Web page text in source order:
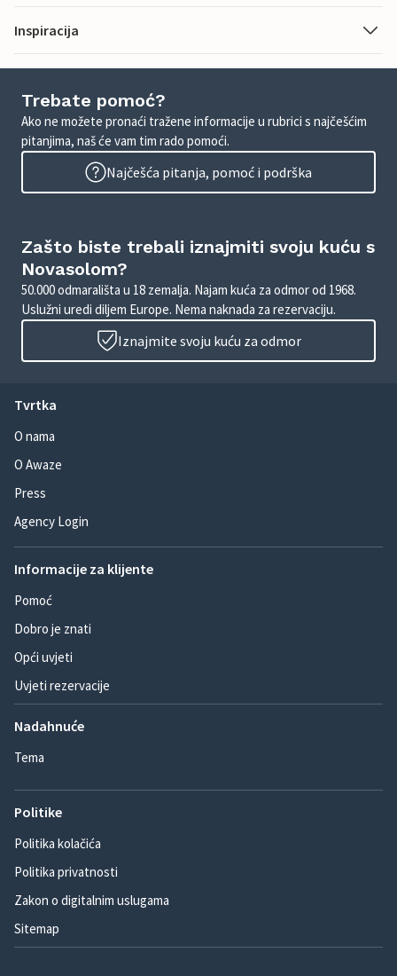
Inspiracija
Trebate pomoć?
Ako ne možete pronaći tražene informacije u rubrici s najčešćim
pitanjima, naš će vam tim rado pomoći.
Najčešća pitanja, pomoć i podrška
Zašto biste trebali iznajmiti svoju kuću s
Novasolom?
50.000 odmarališta u 18 zemalja. Najam kuća za odmor od 1968.
Uslužni uredi diljem Europe. Nema naknada za rezervaciju.
Iznajmite svoju kuću za odmor
Tvrtka
O nama
O Awaze
Press
Agency Login
Informacije za klijente
Pomoć
Dobro je znati
Opći uvjeti
Uvjeti rezervacije
Nadahnuće
Tema
Politike
Politika kolačića
Politika privatnosti
Zakon o digitalnim uslugama
Sitemap